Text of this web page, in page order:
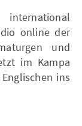
online der
und
im Kampa
ins